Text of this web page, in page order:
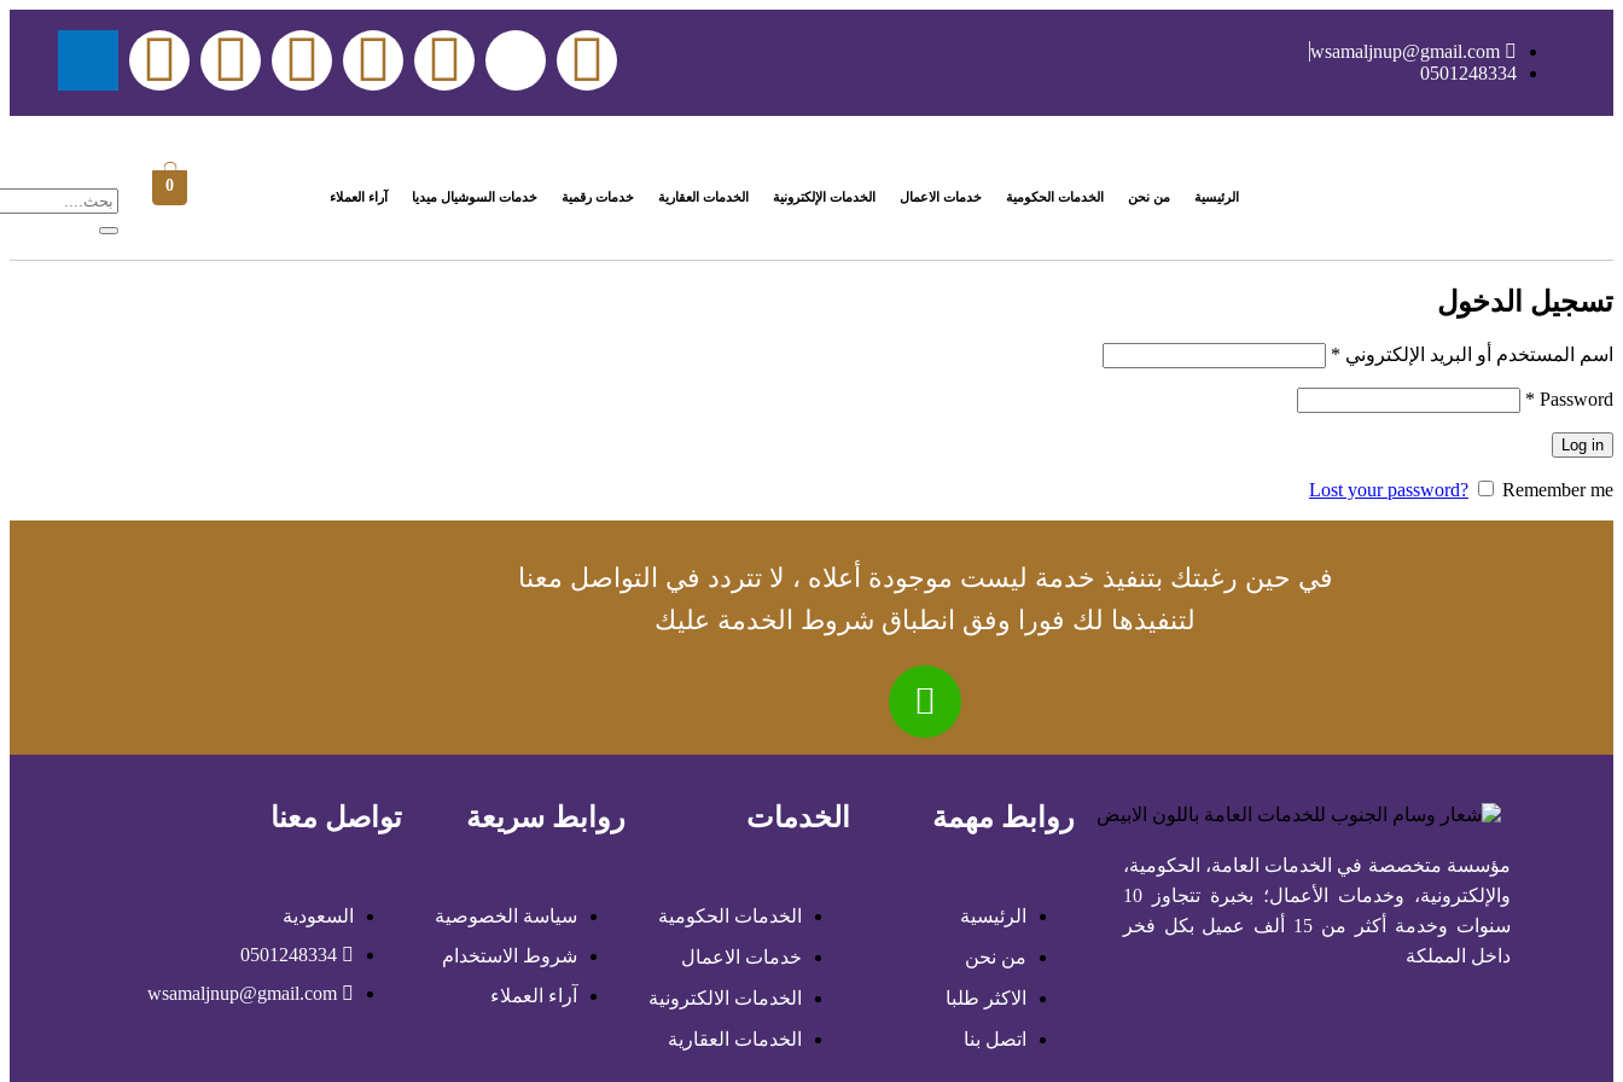
wsamaljnup@gmail.com
0501248334
الرئيسية من نحن الخدمات الحكومية خدمات الاعمال الخدمات الإلكترونية الخدمات العقارية خدمات رقمية خدمات السوشيال ميديا آراء العملاء
0
تسجيل الدخول
اسم المستخدم أو البريد الإلكتروني *
Password
*
Log in
Lost your password? Remember me
في حين رغبتك بتنفيذ خدمة ليست موجودة أعلاه ، لا تتردد في التواصل معنا
لتنفيذها لك فورا وفق انطباق شروط الخدمة عليك
مؤسسة متخصصة في الخدمات العامة، الحكومية،
والإلكترونية، وخدمات الأعمال؛ بخبرة تتجاوز 10
سنوات وخدمة أكثر من 15 ألف عميل بكل فخر
داخل المملكة
روابط مهمة
الرئيسية
من نحن
الاكثر طلبا
اتصل بنا
الخدمات
الخدمات الحكومية
خدمات الاعمال
الخدمات الالكترونية
الخدمات العقارية
روابط سريعة
سياسة الخصوصية
شروط الاستخدام
آراء العملاء
تواصل معنا
السعودية
0501248334
wsamaljnup@gmail.com